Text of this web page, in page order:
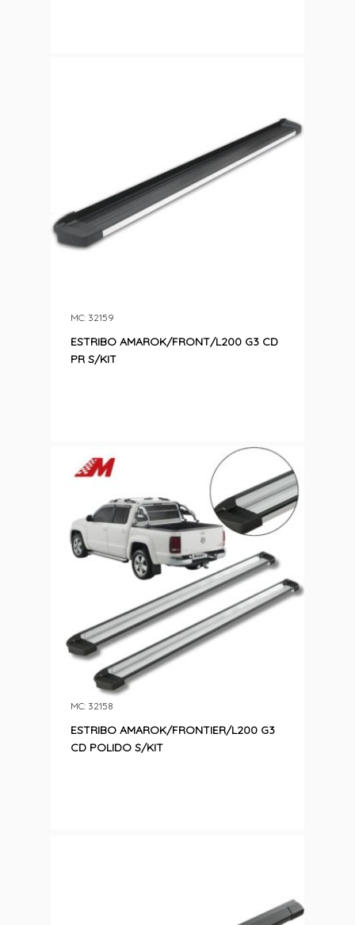
ESTRIBO AMAROK/FRONT/L200 G3 CD
PR S/KIT
MC: 32159
ESTRIBO AMAROK/FRONTIER/L200 G3
CD POLIDO S/KIT
MC: 32158